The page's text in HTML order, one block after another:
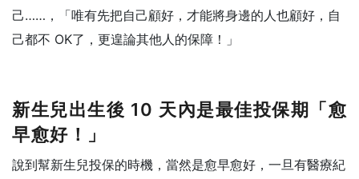
己……，「唯有先把自己顧好，才能將身邊的人也顧好，自
己都不 OK了，更遑論其他人的保障！」
新生兒出生後 10 天內是最佳投保期「愈
早愈好！」
說到幫新生兒投保的時機，當然是愈早愈好，一旦有醫療紀